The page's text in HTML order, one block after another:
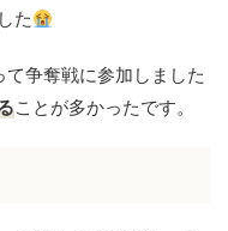
た
争奪戦に参加しました
ことが多かったです。